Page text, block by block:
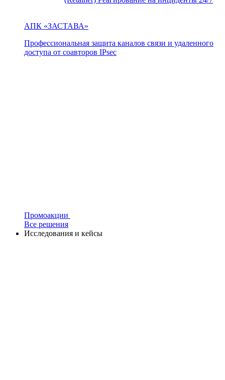
АПК «ЗАСТАВА»
Профессиональная защита каналов связи и удаленного
доступа от соавторов IPsec
Промоакции
Все решения
Исследования и кейсы